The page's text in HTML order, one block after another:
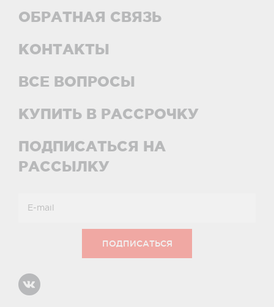
ОБРАТНАЯ СВЯЗЬ
КОНТАКТЫ
ВСЕ ВОПРОСЫ
КУПИТЬ В РАССРОЧКУ
ПОДПИСАТЬСЯ НА
РАССЫЛКУ